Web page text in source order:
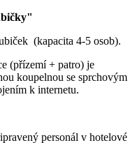
(kapacita 4-5 osob).
(přízemí + patro) je
koupelnou se sprchovým
k internetu.
personál v hotelové